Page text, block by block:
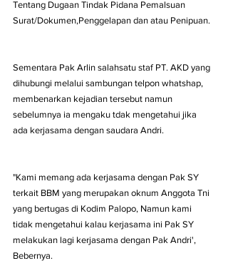
Tentang Dugaan Tindak Pidana Pemalsuan
Surat/Dokumen,Penggelapan dan atau Penipuan.
Sementara Pak Arlin salahsatu staf PT. AKD yang
dihubungi melalui sambungan telpon whatshap,
membenarkan kejadian tersebut namun
sebelumnya ia mengaku tdak mengetahui jika
ada kerjasama dengan saudara Andri.
"Kami memang ada kerjasama dengan Pak SY
terkait BBM yang merupakan oknum Anggota Tni
yang bertugas di Kodim Palopo, Namun kami
tidak mengetahui kalau kerjasama ini Pak SY
melakukan lagi kerjasama dengan Pak Andri',
Bebernya.